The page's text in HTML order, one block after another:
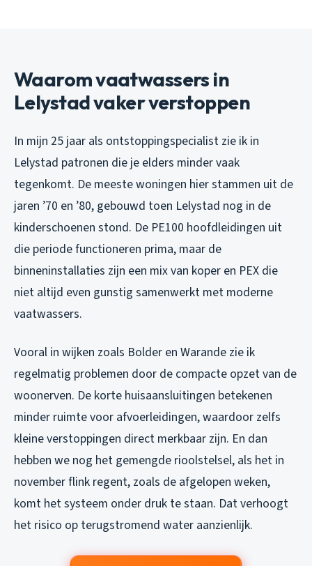
Waarom vaatwassers in
Lelystad vaker verstoppen
In mijn 25 jaar als ontstoppingspecialist zie ik in
Lelystad patronen die je elders minder vaak
tegenkomt. De meeste woningen hier stammen uit de
jaren ’70 en ’80, gebouwd toen Lelystad nog in de
kinderschoenen stond. De PE100 hoofdleidingen uit
die periode functioneren prima, maar de
binneninstallaties zijn een mix van koper en PEX die
niet altijd even gunstig samenwerkt met moderne
vaatwassers.
Vooral in wijken zoals Bolder en Warande zie ik
regelmatig problemen door de compacte opzet van de
woonerven. De korte huisaansluitingen betekenen
minder ruimte voor afvoerleidingen, waardoor zelfs
kleine verstoppingen direct merkbaar zijn. En dan
hebben we nog het gemengde rioolstelsel, als het in
november flink regent, zoals de afgelopen weken,
komt het systeem onder druk te staan. Dat verhoogt
het risico op terugstromend water aanzienlijk.